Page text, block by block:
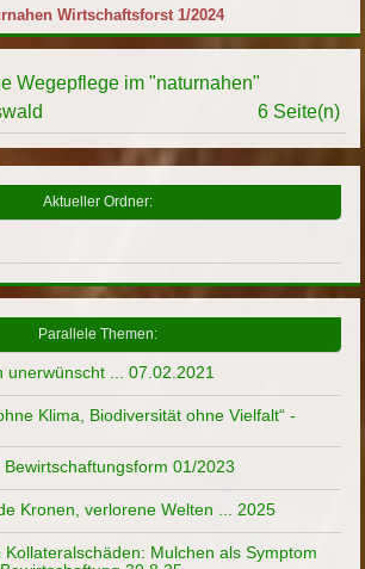
Wirtschaftsforst 1/2024
Wegepflege im "naturnahen"
6 Seite(n)
Aktueller Ordner:
Parallele Themen:
unerwünscht ... 07.02.2021
Klima, Biodiversität ohne Vielfalt“ -
Bewirtschaftungsform 01/2023
Kronen, verlorene Welten ... 2025
Kollateralschäden: Mulchen als Symptom